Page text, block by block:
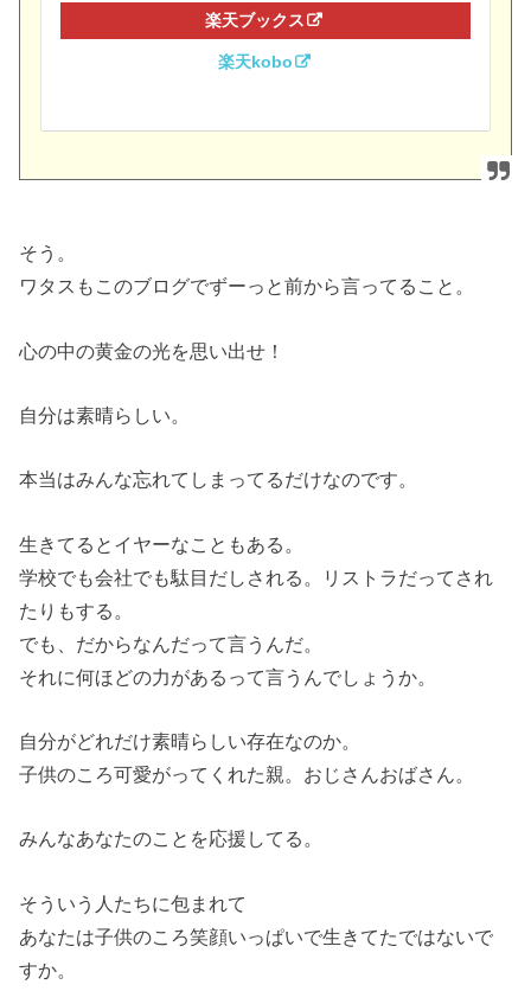
楽天ブックス
楽天kobo
そう。
ワタスもこのブログでずーっと前から言ってること。
心の中の黄金の光を思い出せ！
自分は素晴らしい。
本当はみんな忘れてしまってるだけなのです。
生きてるとイヤーなこともある。
学校でも会社でも駄目だしされる。リストラだってされ
たりもする。
でも、だからなんだって言うんだ。
それに何ほどの力があるって言うんでしょうか。
自分がどれだけ素晴らしい存在なのか。
子供のころ可愛がってくれた親。おじさんおばさん。
みんなあなたのことを応援してる。
そういう人たちに包まれて
あなたは子供のころ笑顔いっぱいで生きてたではないで
すか。